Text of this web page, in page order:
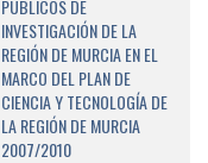
PÚBLICOS DE
INVESTIGACIÓN DE LA
REGIÓN DE MURCIA EN EL
MARCO DEL PLAN DE
CIENCIA Y TECNOLOGÍA DE
LA REGIÓN DE MURCIA
2007/2010